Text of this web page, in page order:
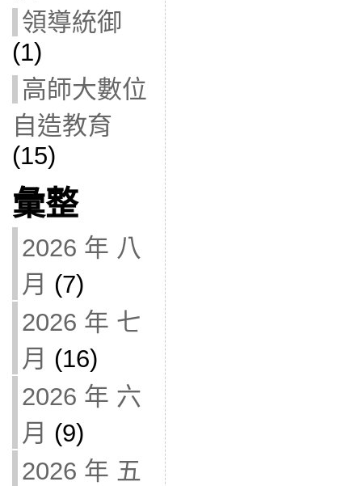
領導統御
(1)
高師大數位
自造教育
(15)
彙整
2026 年 八
月 (7)
2026 年 七
月 (16)
2026 年 六
月 (9)
2026 年 五